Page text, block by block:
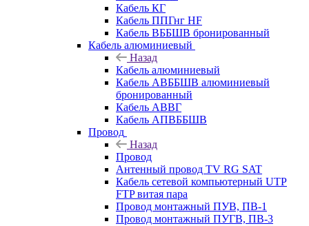
Кабель КГ
Кабель ППГнг HF
Кабель ВББШВ бронированный
Кабель алюминиевый
Назад
Кабель алюминиевый
Кабель АВББШВ алюминиевый
бронированный
Кабель АВВГ
Кабель АПВББШВ
Провод
Назад
Провод
Антенный провод TV RG SAT
Кабель сетевой компьютерный UTP
FTP витая пара
Провод монтажный ПУВ, ПВ-1
Провод монтажный ПУГВ, ПВ-3